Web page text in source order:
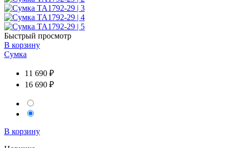
Быстрый просмотр
В корзину
Сумка
11 690 ₽
16 690 ₽
В корзину